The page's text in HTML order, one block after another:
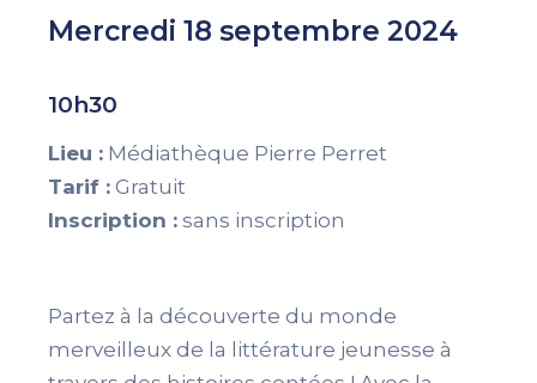
Mercredi 18 septembre 2024
10h30
Lieu : Médiathèque Pierre Perret
Tarif : Gratuit
Inscription : sans inscription
Partez à la découverte du monde
merveilleux de la littérature jeunesse à